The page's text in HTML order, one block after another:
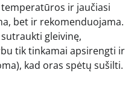
temperatūros ir jaučiasi
bet ir rekomenduojama.
gleivinę,
tik tinkamai apsirengti ir
kad oras spėtų sušilti.